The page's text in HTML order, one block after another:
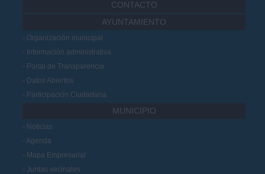
CONTACTO
AYUNTAMIENTO
Organización municipal
Información administrativa
Portal de Transparencia
Datos Abiertos
Participación Ciudadana
MUNICIPIO
Noticias
Agenda
Mapa Empresarial
Juntas vecinales